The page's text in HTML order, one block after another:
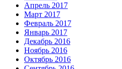
Апрель 2017
Март 2017
Февраль 2017
Январь 2017
Декабрь 2016
Ноябрь 2016
Октябрь 2016